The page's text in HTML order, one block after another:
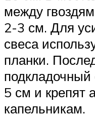
между
2-3 см. Для
свеса
планки.
5 см и крепят
капельникам.